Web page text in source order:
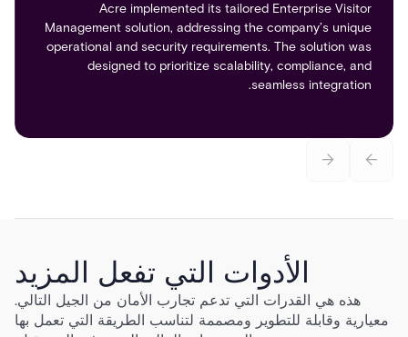
Acre implemented its tailored Enterprise Visitor
Management solution, addressing the company’s unique
operational and security requirements. The solution was
designed to prioritize scalability, compliance, and
seamless integration.
الأدوات التي تفعل المزيد
هذه هي القدرات التي تدعم تجارب الأمان من الجيل التالي.
معيارية وقابلة للتطوير ومصممة لتناسب الطريقة التي تعمل بها